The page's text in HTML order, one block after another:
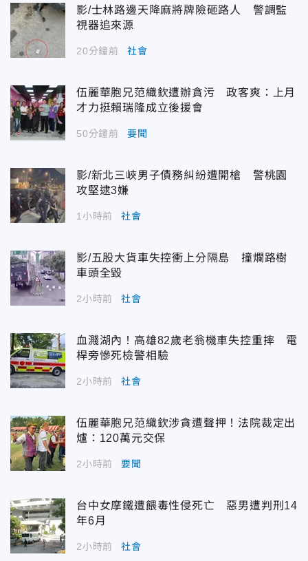
影/士林路邊天降麻將牌險砸路人 警調監
視器追來源
20分鐘前 社會
伍麗華胞兄范織欽遭辦貪污 政客爽：上月
才力挺賴瑞隆成立後援會
50分鐘前 要聞
影/新北三峽男子債務糾紛遭開槍 警桃園
攻堅逮3嫌
1小時前 社會
影/五股大貨車失控衝上分隔島 撞爛路樹
車頭全毀
2小時前 社會
血濺湖內！高雄82歲老翁機車失控重摔 電
桿旁慘死檢警相驗
2小時前 社會
伍麗華胞兄范織欽涉貪遭聲押！法院裁定出
爐：120萬元交保
2小時前 要聞
台中女摩鐵遭餵毒性侵死亡 惡男遭判刑14
年6月
2小時前 社會